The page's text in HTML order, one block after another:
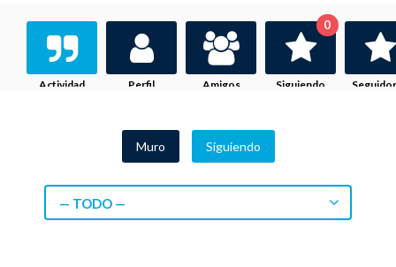
Actividad Perfil Amigos Siguiendo
0
Muro Siguiendo
— TODO —